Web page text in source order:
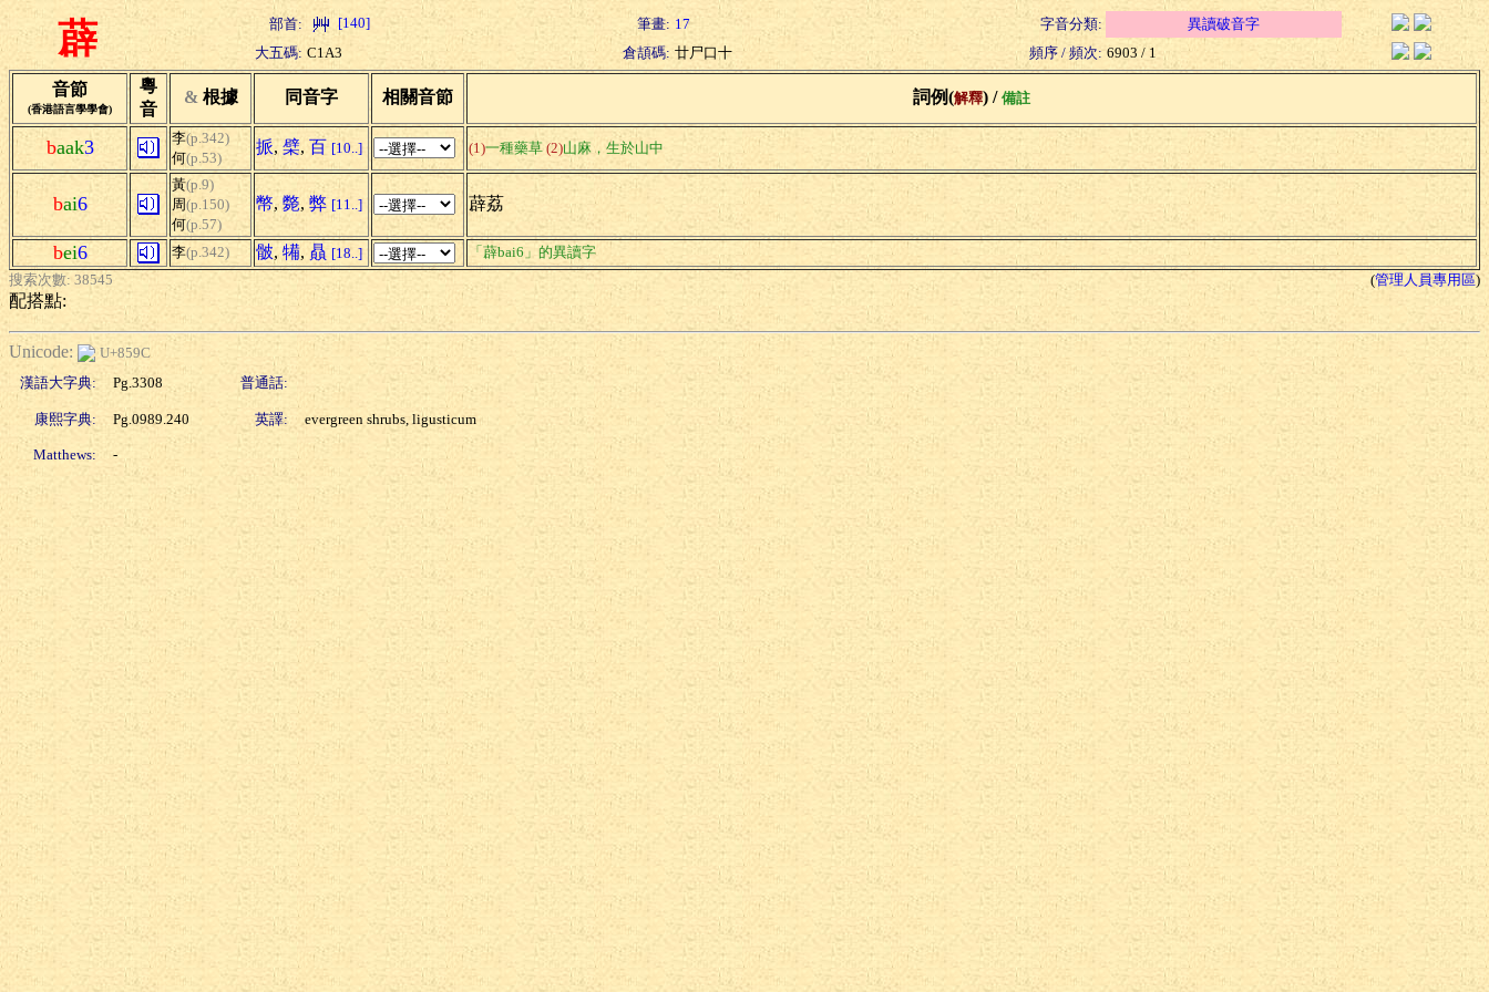
薜 部首: [140] 筆畫: 17 字音分類:
異讀破音字
大五碼: C1A3 倉頡碼: 廿尸口十 頻序 / 頻次: 6903 / 1
音節
(香港語言學學會)
粵
音
& 根據 同音字 相關音節 詞例(解釋) / 備註
baak3 李(p.342)
何(p.53)
挀, 檗, 百 [10..] (1)一種藥草 (2)山麻，生於山中
bai6
黃(p.9)
周(p.150)
何(p.57)
幣, 斃, 弊 [11..] 薜荔
bei6 李(p.342) 骳, 犕, 贔 [18..]
「薜bai6」的異讀字
搜索次數: 38545
(管理人員專用區)
配搭點:
Unicode:
U+859C
漢語大字典:
Pg.3308 普通話:
康熙字典: Pg.0989.240 英譯: evergreen shrubs, ligusticum
Matthews: -